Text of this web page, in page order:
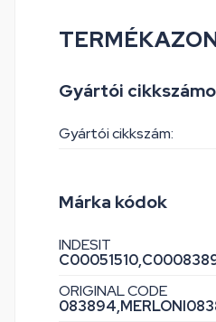
Gyártói
Gyártói cikkszám:
Márka kódok
INDESIT
C00051510,
ORIGINAL CODE
083894,